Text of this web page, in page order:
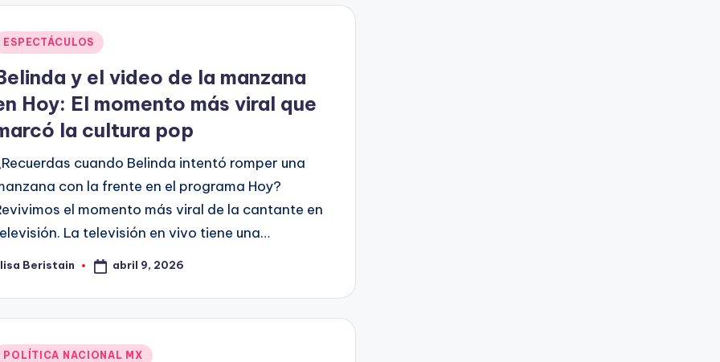
ESPECTÁCULOS
y el video de la manzana
Hoy: El momento más viral que
la cultura pop
cuando Belinda intentó romper una
con la frente en el programa Hoy?
el momento más viral de la cantante en
La televisión en vivo tiene una…
Beristain abril 9, 2026
POLÍTICA NACIONAL MX